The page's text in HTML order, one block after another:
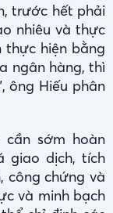
trước hết phải
nhiêu và thực
thực hiện bằng
ngân hàng, thì
ông Hiếu phân
cần sớm hoàn
giao dịch, tích
công chứng và
và minh bạch